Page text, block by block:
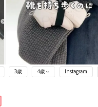
3歳 4歳～ Instagram